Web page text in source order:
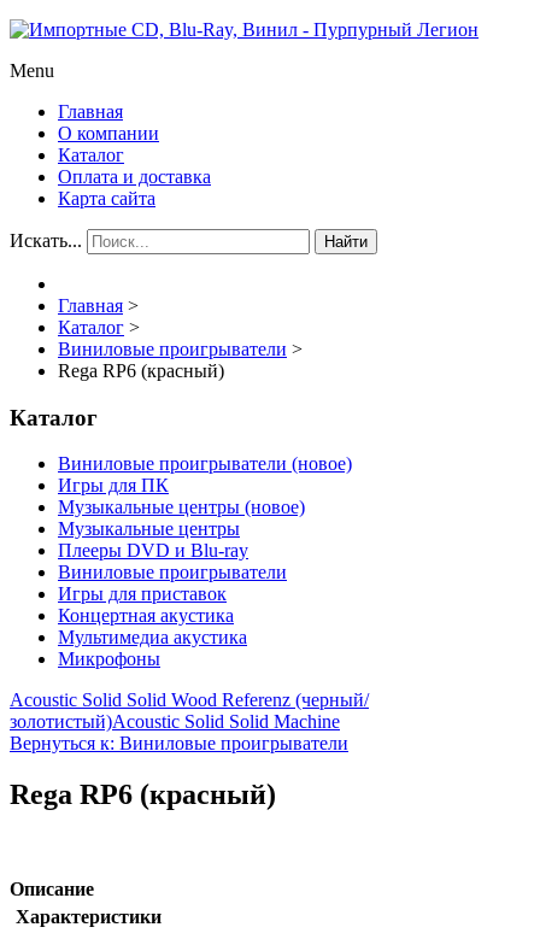
Menu
Главная
О компании
Каталог
Оплата и доставка
Карта сайта
Искать... Найти
Главная >
Каталог >
Виниловые проигрыватели >
Rega RP6 (красный)
Каталог
Виниловые проигрыватели (новое)
Игры для ПК
Музыкальные центры (новое)
Музыкальные центры
Плееры DVD и Blu-ray
Виниловые проигрыватели
Игры для приставок
Концертная акустика
Мультимедиа акустика
Микрофоны
Acoustic Solid Solid Wood Referenz (черный/
золотистый)Acoustic Solid Solid Machine
Вернуться к: Виниловые проигрыватели
Rega RP6 (красный)
Описание
Характеристики